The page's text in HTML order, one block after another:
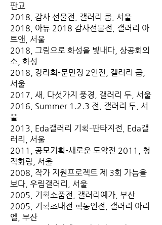
판교
2018, 감사 선물전, 갤러리 쿱, 서울
2018, 아듀 2018 감사선물전, 갤러리 아
트앤, 서울
2018, 그림으로 화성을 빛내다, 상공회의
소, 화성
2018, 강라희-문민정 2인전, 갤러리 쿱,
서울
2017, 새, 다섯가지 풍경, 갤러리 두, 서울
2016, Summer 1.2.3 전, 갤러리 두, 서
울
2013, Eda갤러리 기획-판타지전, Eda갤
러리, 서울
2011, 공모기획-새로운 도약전 2011, 청
작화랑, 서울
2008, 작가 지원프로젝트 제 3회 가늠을
보다, 우림갤러리, 서울
2005, 기획소품전, 갤러리예가, 부산
2005, 기획초대전 혁동인전, 갤러리 아리
엘, 부산